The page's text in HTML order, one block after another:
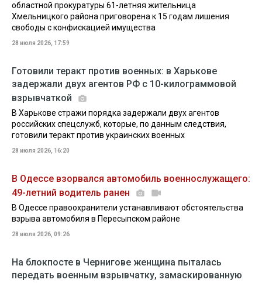
областной прокуратуры 61-летняя жительница
Хмельницкого района приговорена к 15 годам лишения
свободы с конфискацией имущества
28 июля 2026, 17:59
Готовили теракт против военных: в Харькове
задержали двух агентов РФ с 10-килограммовой
взрывчаткой
В Харькове стражи порядка задержали двух агентов
российских спецслужб, которые, по данным следствия,
готовили теракт против украинских военных
28 июля 2026, 16:20
В Одессе взорвался автомобиль военнослужащего:
49-летний водитель ранен
В Одессе правоохранители устанавливают обстоятельства
взрыва автомобиля в Пересыпском районе
28 июля 2026, 09:26
На блокпосте в Чернигове женщина пыталась
передать военным взрывчатку, замаскированную